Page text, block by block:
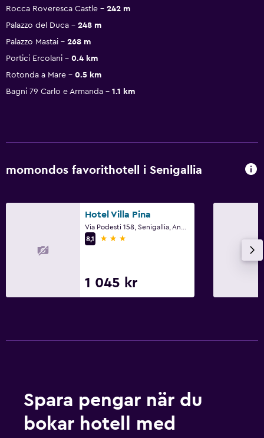
Rocca Roveresca Castle
242 m
Palazzo del Duca
248 m
Palazzo Mastai
268 m
Portici Ercolani
0.4 km
Rotonda a Mare
0.5 km
Bagni 79 Carlo e Armanda
1.1 km
momondos favorithotell i Senigallia
Hotel Villa Pina
8,1
3 stjärnor
1 045 kr
Spara pengar när du
bokar hotell med